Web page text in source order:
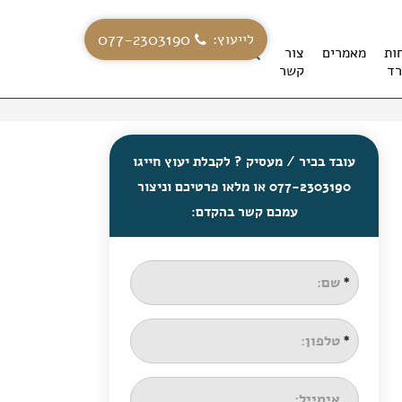
מאמרים
צור
קשר
לייעוץ: 077-2303190
עובד בכיר / מעסיק ? לקבלת יעוץ חייגו
077-2303190 או מלאו פרטיכם וניצור
עמכם קשר בהקדם: